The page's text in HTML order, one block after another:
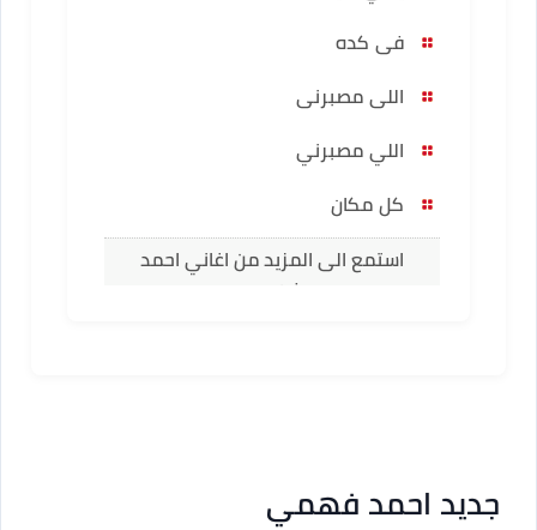
فى كده
اللى مصبرنى
اللي مصبرني
كل مكان
استمع الى المزيد من اغاني احمد
فهمي
جديد احمد فهمي